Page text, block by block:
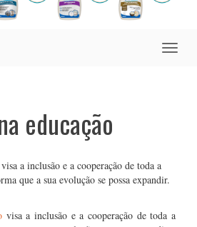
Toggle
educação
a inclusão e a cooperação de toda a
que a sua evolução se possa expandir.
visa a inclusão e a cooperação de toda a